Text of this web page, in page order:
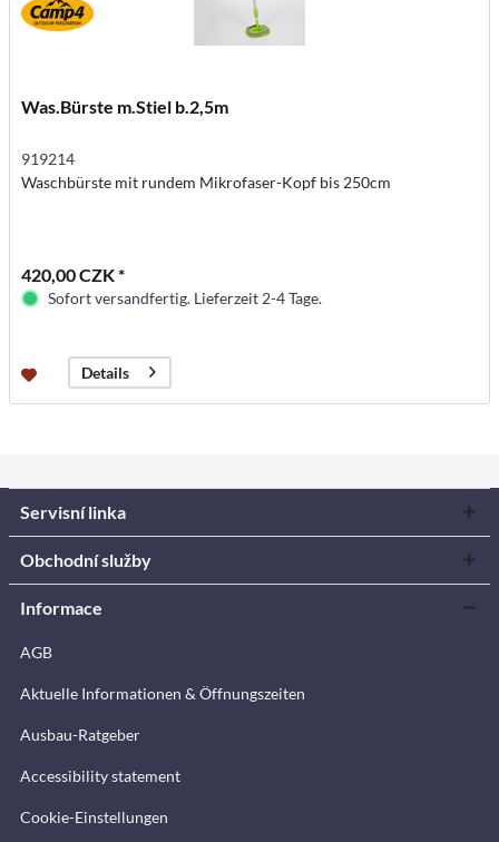
Was.Bürste m.Stiel b.2,5m
919214
Waschbürste mit rundem Mikrofaser-Kopf bis 250cm
420,00 CZK *
Sofort versandfertig. Lieferzeit 2-4 Tage.
Details
Servisní linka
Obchodní služby
Informace
AGB
Aktuelle Informationen & Öffnungszeiten
Ausbau-Ratgeber
Accessibility statement
Cookie-Einstellungen